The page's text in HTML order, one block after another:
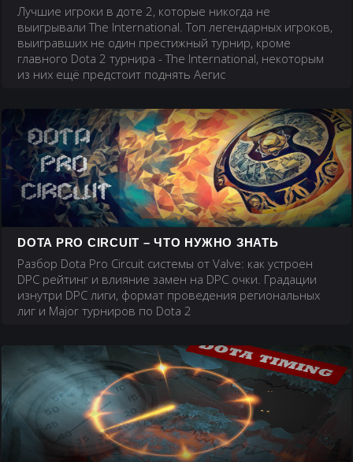
Лучшие игроки в доте 2, которые никогда не
выигрывали The International. Топ легендарных игроков,
выигравших не один престижный турнир, кроме
главного Dota 2 турнира - The International, некоторым
из них ещё предстоит поднять Аегис
DOTA PRO CIRCUIT – ЧТО НУЖНО ЗНАТЬ
Разбор Dota Pro Circuit системы от Valve: как устроен
DPC рейтинг и влияние замен на DPC очки. Градации
изнутри DPC лиги, формат проведения региональных
лиг и Major турниров по Dota 2